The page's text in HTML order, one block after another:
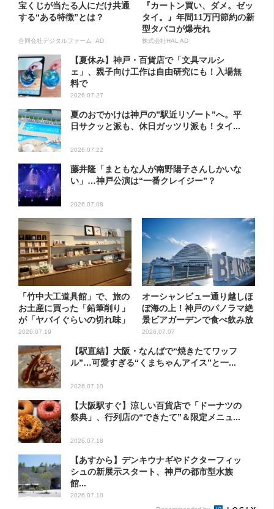
宝くじが当たる人にだけ共通
する“ある特徴”とは？
合同会社デジタルファーム AD
『カートン買い、ダメ。ゼッ
タイ。』年間11万円節約の新
型タバコが爆売れ
株式会社HAL AD
【夏休み】神戸・百貨店で「文具マルシ
ェ」、親子向け工作は自由研究にも！入場無
料で
2026.07.27
夏のおでかけは神戸の”駅近リゾート”へ。平
日サクッと派も、休日ガッツリ派も！タイ...
2026.07.22
藤井隆「まともな人が南野陽子さんしかいな
い」…神戸公演は“一番クレイジー”？
2026.07.08
「竹中大工道具館」で、旅の
お土産に買った「鉛筆削り」
が「ヤバイぐらいの切れ味」
2026.07.19
オーシャンビュー通り越しほ
ぼ海の上！神戸のパノラマ絶
景ビアガーデンで食べ飲み放
題...
2026.07.07
【駅直結】大阪・なんばで“焼きたてワッフ
ル”…可愛すぎる“くまちゃんアイス”と一...
2026.07.10
【大阪駅すぐ】涼しい百貨店で「ドーナツの
祭典」、行列店の“できたて”＆限定メニュ...
2026.07.18
【あすから】デンキウナギやドクターフィッ
シュの新展示スタート、神戸の都市型水族
館...
2026.07.10